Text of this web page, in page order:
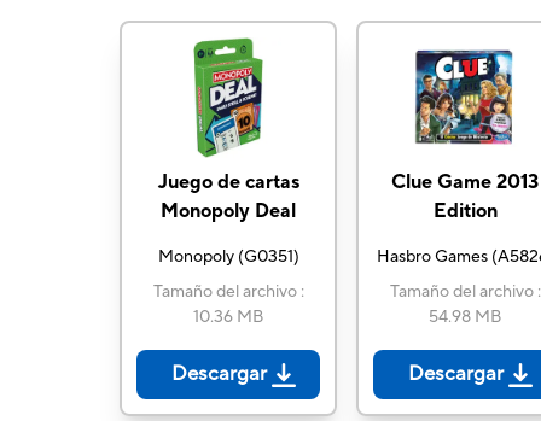
Juego de cartas
Monopoly Deal
Monopoly(G0351)
Tamaño del archivo:
10.36 MB
Descargar
Clue Game 2013
Edition
Hasbro Games(
Tamaño del archivo:
54.98 MB
Descargar